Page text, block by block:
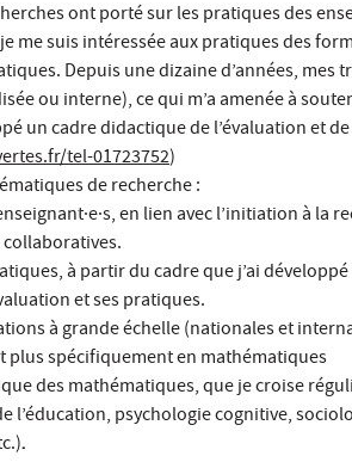
ont porté sur les pratiques des
me suis intéressée aux pratiques des
Depuis une dizaine d’années, mes
ou interne), ce qui m’a amenée à
un cadre didactique de l’évaluation et
tel-01723752)
de recherche :
en lien avec l’initiation à la
à partir du cadre que j’ai développé
et ses pratiques.
à grande échelle (nationales et
spécifiquement en mathématiques
des mathématiques, que je croise
l’éducation, psychologie cognitive,
.